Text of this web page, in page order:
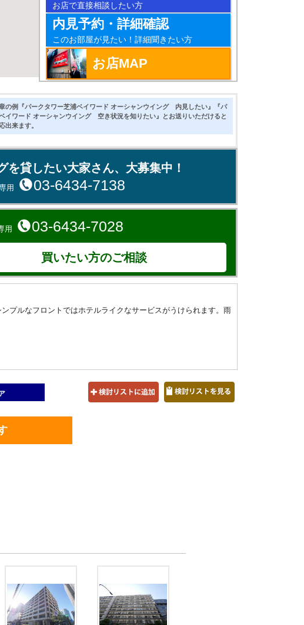
お店で直接相談したい方
内見予約・詳細確認
このお部屋が見たい！詳細聞きたい方
お店MAP
の例『パークタワー芝浦ベイワード オーシャンウイング 内見したい』『パ
イワード オーシャンウイング 空き状況を知りたい』とお送りいただけると
出来ます。
貸したい大家さん、大募集中！
用 03-6434-7138
用 03-6434-7028
買いたい方のご相談
プルなフロントではホテルライクなサービスがうけられます。雨